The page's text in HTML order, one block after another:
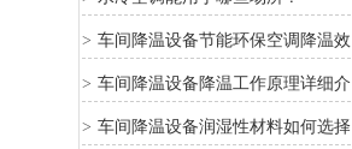
> 车间降温设备节能环保空调降温效
果怎么样？
> 车间降温设备降温工作原理详细介
绍
> 车间降温设备润湿性材料如何选择